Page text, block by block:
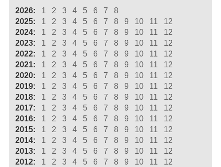
2026: 1 2 3 4 5 6 7
8
2025:
1 2 3 4 5 6 7 8 9 10 11
12
2024:
1 2 3 4 5 6 7 8 9 10 11
12
2023:
1 2 3 4 5 6 7 8 9 10 11
12
2022:
1 2 3 4 5 6 7 8 9 10 11
12
2021:
1 2 3 4 5 6 7 8 9 10 11
12
2020:
1 2 3 4 5 6 7 8 9 10 11
12
2019:
1 2 3 4 5 6 7 8 9 10 11
12
2018:
1 2 3 4 5 6 7 8 9 10 11
12
2017:
1 2 3 4 5 6 7 8 9 10 11
12
2016:
1 2 3 4 5 6 7 8 9 10 11
12
2015:
1 2 3 4 5 6 7 8 9 10 11
12
2014:
1 2 3 4 5 6 7 8 9 10 11
12
2013:
1 2 3 4 5 6 7 8 9 10 11
12
2012:
1 2 3 4 5 6 7 8 9 10 11
12